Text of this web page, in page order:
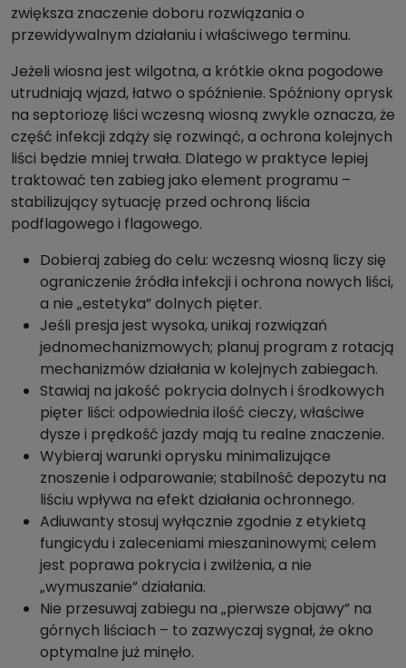
zwiększa znaczenie doboru rozwiązania o
przewidywalnym działaniu i właściwego terminu.
Jeżeli wiosna jest wilgotna, a krótkie okna pogodowe
utrudniają wjazd, łatwo o spóźnienie. Spóźniony oprysk
na septoriozę liści wczesną wiosną zwykle oznacza, że
część infekcji zdąży się rozwinąć, a ochrona kolejnych
liści będzie mniej trwała. Dlatego w praktyce lepiej
traktować ten zabieg jako element programu –
stabilizujący sytuację przed ochroną liścia
podflagowego i flagowego.
Dobieraj zabieg do celu: wczesną wiosną liczy się
ograniczenie źródła infekcji i ochrona nowych liści,
a nie „estetyka” dolnych pięter.
Jeśli presja jest wysoka, unikaj rozwiązań
jednomechanizmowych; planuj program z rotacją
mechanizmów działania w kolejnych zabiegach.
Stawiaj na jakość pokrycia dolnych i środkowych
pięter liści: odpowiednia ilość cieczy, właściwe
dysze i prędkość jazdy mają tu realne znaczenie.
Wybieraj warunki oprysku minimalizujące
znoszenie i odparowanie; stabilność depozytu na
liściu wpływa na efekt działania ochronnego.
Adiuwanty stosuj wyłącznie zgodnie z etykietą
fungicydu i zaleceniami mieszaninowymi; celem
jest poprawa pokrycia i zwilżenia, a nie
„wymuszanie” działania.
Nie przesuwaj zabiegu na „pierwsze objawy” na
górnych liściach – to zazwyczaj sygnał, że okno
optymalne już minęło.